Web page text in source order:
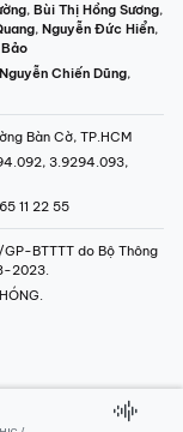
, Bùi Thị Hồng Sương,
, Nguyễn Đức Hiển,
Nguyễn Chiến Dũng,
Bàn Cờ, TP.HCM
3.9294.093,
11 22 55
BTTTT do Bộ Thông
2023.